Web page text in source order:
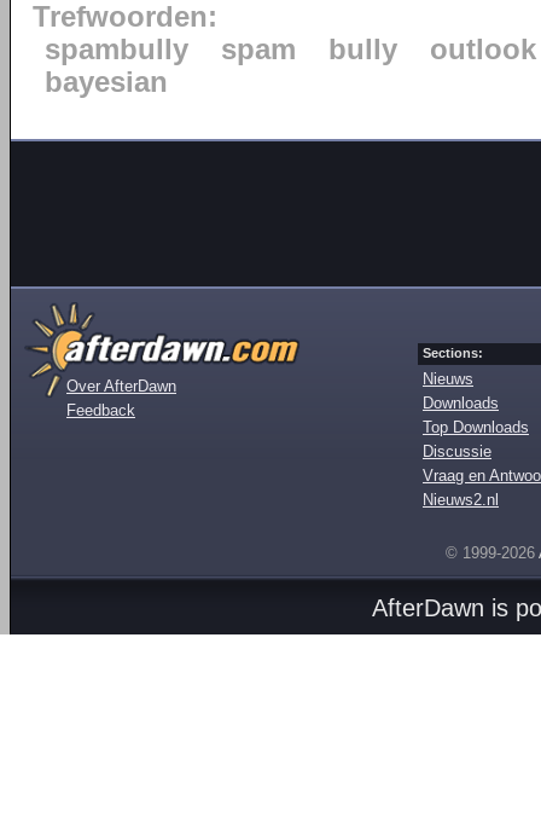
Trefwoorden:
spambully
spam bully
outlook
bayesian
Over AfterDawn
Feedback
Sections:
Nieuws
Downloads
Top Downloads
Discussie
Vraag en
Nieuws2.nl
© 1999-2026
AfterDawn is